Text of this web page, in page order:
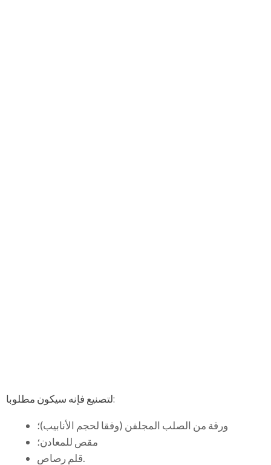
لتصنيع فإنه سيكون مطلوبا:
ورقة من الصلب المجلفن (وفقا لحجم الأنابيب)؛
مقص للمعادن؛
قلم رصاص.